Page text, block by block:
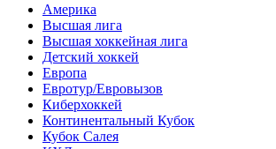
Америка
Высшая лига
Высшая хоккейная лига
Детский хоккей
Европа
Евротур/Евровызов
Киберхоккей
Континентальный Кубок
Кубок Салея